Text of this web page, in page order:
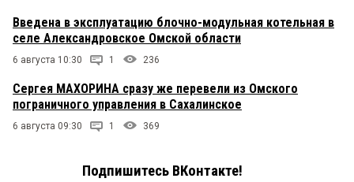
Введена в эксплуатацию блочно-модульная котельная в
селе Александровское Омской области
6 августа 10:30 1 236
Сергея МАХОРИНА сразу же перевели из Омского
пограничного управления в Сахалинское
6 августа 09:30 1 369
Подпишитесь ВКонтакте!